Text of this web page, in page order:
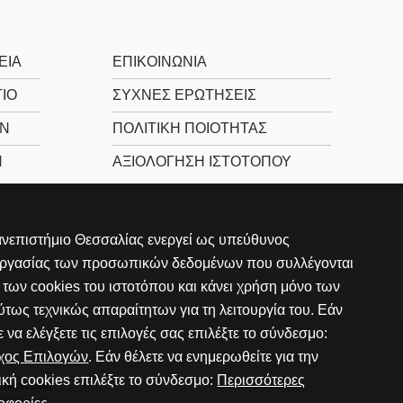
Θεσσαλίας ενεργεί ως υπεύθυνος
των προσωπικών δεδομένων που συλλέγονται
cookies του ιστοτόπου και κάνει χρήση μόνο των
τεχνικώς απαραίτητων για τη λειτουργία του. Εάν
να ελέγξετε τις επιλογές σας επιλέξτε το σύνδεσμο:
Επιλογών. Εάν θέλετε να ενημερωθείτε για την
cookies επιλέξτε το σύνδεσμο: Περισσότερες
ΕΠΙΚΟΙΝΩΝΊΑ
ΣΥΧΝΕΣ ΕΡΩΤΗΣΕΙΣ
ΠΟΛΙΤΙΚΉ ΠΟΙΌΤΗΤΑΣ
ΑΞΙΟΛΌΓΗΣΗ ΙΣΤΌΤΟΠΟΥ